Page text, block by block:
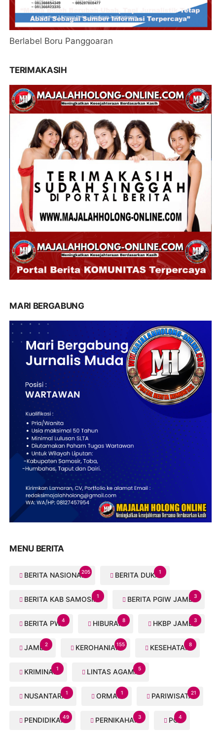
Berlabel Boru Panggoaran
TERIMAKASIH
MARI BERGABUNG
MENU BERITA
BERITA NASIONAL205 BERITA DUKA1
BERITA KAB SAMOSIR1 BERITA PGIW JAMBI3
BERITA PWI4 HIBURAN8 HKBP JAMBI3
JAMBI2 KEROHANIAN155 KESEHATAN8
KRIMINAL1 LINTAS AGAMA5
NUSANTARA1 ORMAS1 PARIWISATA21
PENDIDIKAN49 PERNIKAHAN3 PGI4